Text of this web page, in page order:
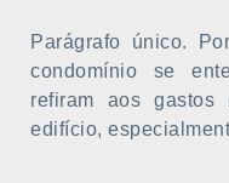
Parágrafo único.
condomínio se
refiram aos gastos
edifício,